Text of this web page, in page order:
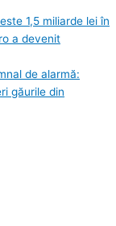
1,5 miliarde lei în
a devenit
de alarmă:
găurile din